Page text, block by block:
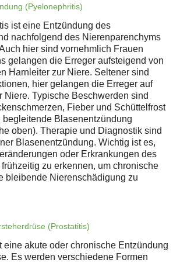
(Pyelonephritis)
ist eine Entzündung des
nachfolgend des Nierenparenchyms
hier sind vornehmlich Frauen
gelangen die Erreger aufsteigend von
Harnleiter zur Niere. Seltener sind
hier gelangen die Erreger auf
Niere. Typische Beschwerden sind
Fieber und Schüttelfrost
Blasenentzündung
oben). Therapie und Diagnostik sind
Blasenentzündung. Wichtig ist es,
oder Erkrankungen des
zu erkennen, um chronische
bleibende Nierenschädigung zu
(Prostatitis)
eine akute oder chronische Entzündung
Es werden verschiedene Formen